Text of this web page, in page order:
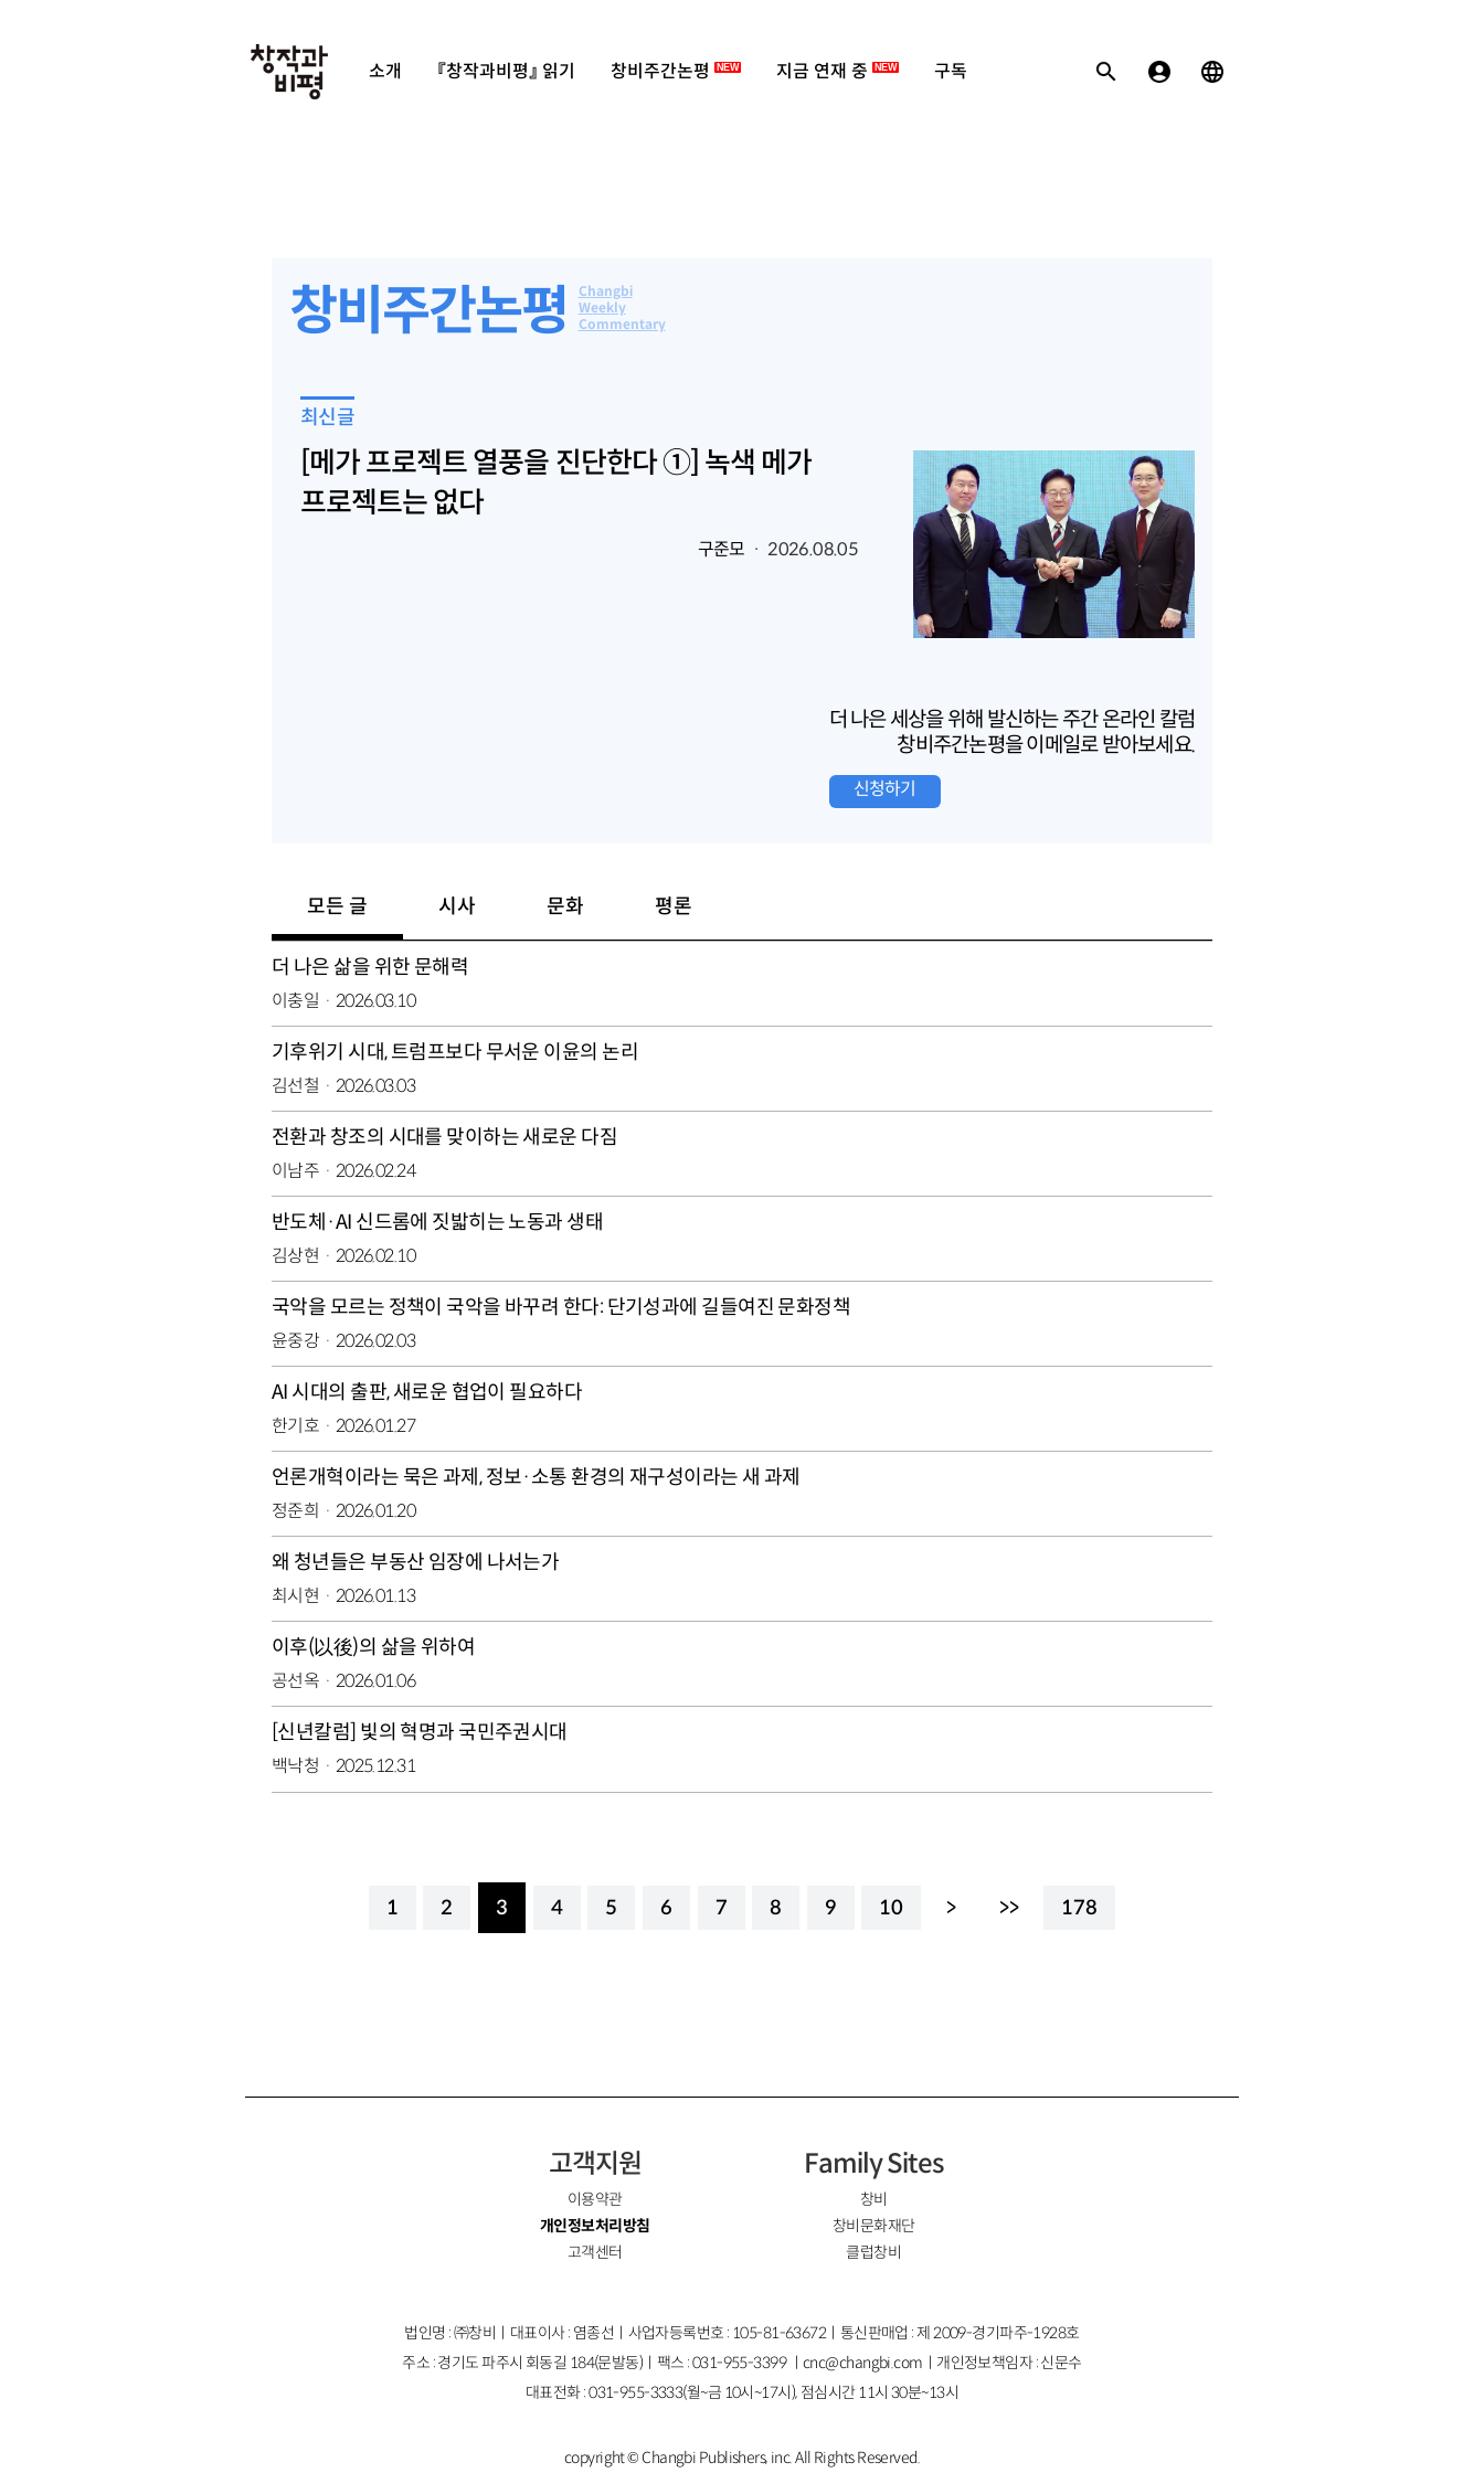
소개 『창작과비평』 읽기 창비주간논평 NEW 지금 연재 중 NEW 구독
창비주간논평Changbi
Weekly
Commentary
최신글
[메가 프로젝트 열풍을 진단한다 ①] 녹색 메가
프로젝트는 없다
구준모 · 2026.08.05
더 나은 세상을 위해 발신하는 주간 온라인 칼럼
창비주간논평을 이메일로 받아보세요.
신청하기
모든 글 시사 문화 평론
더 나은 삶을 위한 문해력
이충일 2026.03.10
기후위기 시대, 트럼프보다 무서운 이윤의 논리
김선철 2026.03.03
전환과 창조의 시대를 맞이하는 새로운 다짐
이남주 2026.02.24
반도체·AI 신드롬에 짓밟히는 노동과 생태
김상현 2026.02.10
국악을 모르는 정책이 국악을 바꾸려 한다: 단기성과에 길들여진 문화정책
윤중강 2026.02.03
AI 시대의 출판, 새로운 협업이 필요하다
한기호 2026.01.27
언론개혁이라는 묵은 과제, 정보·소통 환경의 재구성이라는 새 과제
정준희 2026.01.20
왜 청년들은 부동산 임장에 나서는가
최시현 2026.01.13
이후(以後)의 삶을 위하여
공선옥 2026.01.06
[신년칼럼] 빛의 혁명과 국민주권시대
백낙청 2025.12.31
1 2 3 4 5 6 7 8 9 10 > >> 178
고객지원
이용약관
개인정보처리방침
고객센터
Family Sites
창비
창비문화재단
클럽창비
법인명 : ㈜창비ㅣ대표이사 : 염종선ㅣ사업자등록번호 : 105-81-63672ㅣ통신판매업 : 제 2009-경기파주-1928호
주소 : 경기도 파주시 회동길 184(문발동)ㅣ팩스 : 031-955-3399 ㅣcnc@changbi.com ㅣ개인정보책임자 : 신문수
대표전화 : 031-955-3333(월~금 10시~17시), 점심시간 11시 30분~13시
copyright © Changbi Publishers, inc. All Rights Reserved.